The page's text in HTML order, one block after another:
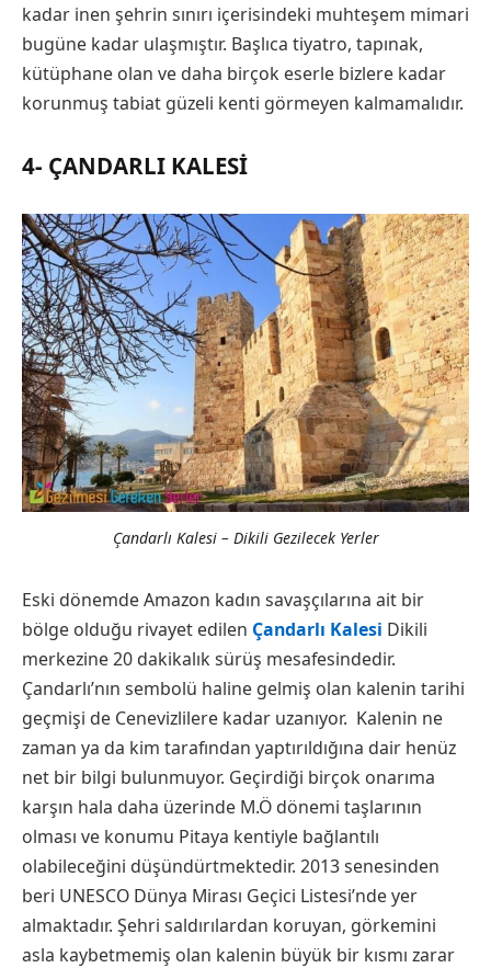
kadar inen şehrin sınırı içerisindeki muhteşem mimari
bugüne kadar ulaşmıştır. Başlıca tiyatro, tapınak,
kütüphane olan ve daha birçok eserle bizlere kadar
korunmuş tabiat güzeli kenti görmeyen kalmamalıdır.
4- ÇANDARLI KALESI
Çandarlı Kalesi – Dikili Gezilecek Yerler
Eski dönemde Amazon kadın savaşçılarına ait bir
bölge olduğu rivayet edilen Çandarlı Kalesi Dikili
merkezine 20 dakikalık sürüş mesafesindedir.
Çandarlı’nın sembolü haline gelmiş olan kalenin tarihi
geçmişi de Cenevizlilere kadar uzanıyor. Kalenin ne
zaman ya da kim tarafından yaptırıldığına dair henüz
net bir bilgi bulunmuyor. Geçirdiği birçok onarıma
karşın hala daha üzerinde M.Ö dönemi taşlarının
olması ve konumu Pitaya kentiyle bağlantılı
olabileceğini düşündürtmektedir. 2013 senesinden
beri UNESCO Dünya Mirası Geçici Listesi’nde yer
almaktadır. Şehri saldırılardan koruyan, görkemini
asla kaybetmemiş olan kalenin büyük bir kısmı zarar